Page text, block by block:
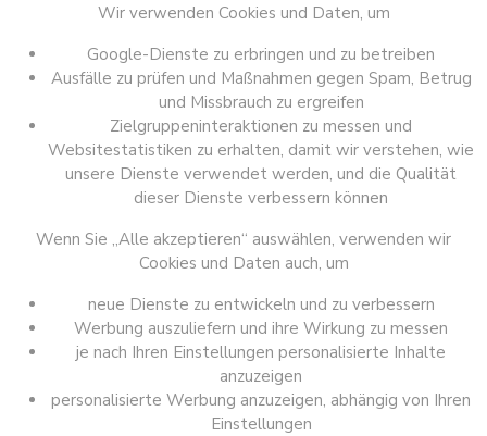
Wir verwenden Cookies und Daten, um
Google-Dienste zu erbringen und zu betreiben
Ausfälle zu prüfen und Maßnahmen gegen Spam, Betrug
und Missbrauch zu ergreifen
Zielgruppeninteraktionen zu messen und
Websitestatistiken zu erhalten, damit wir verstehen, wie
unsere Dienste verwendet werden, und die Qualität
dieser Dienste verbessern können
Wenn Sie „Alle akzeptieren“ auswählen, verwenden wir
Cookies und Daten auch, um
neue Dienste zu entwickeln und zu verbessern
Werbung auszuliefern und ihre Wirkung zu messen
je nach Ihren Einstellungen personalisierte Inhalte
anzuzeigen
personalisierte Werbung anzuzeigen, abhängig von Ihren
Einstellungen